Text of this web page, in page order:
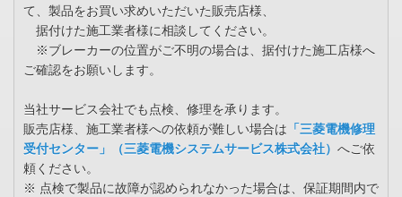
て、製品をお買い求めいただいた販売店様、
据付けた施工業者様に相談してください。
※ブレーカーの位置がご不明の場合は、据付けた施工店様へ
ご確認をお願いします。
当社サービス会社でも点検、修理を承ります。
販売店様、施工業者様への依頼が難しい場合は 「三菱電機修理
受付センター」（三菱電機システムサービス株式会社） へご依
頼ください。
※ 点検で製品に故障が認められなかった場合は、保証期間内で